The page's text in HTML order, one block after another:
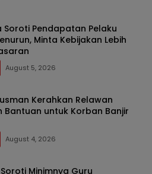
Soroti Pendapatan Pelaku
Minta Kebijakan Lebih
August 5, 2026
Kerahkan Relawan
Bantuan untuk Korban Banjir
August 4, 2026
Minimnya Guru